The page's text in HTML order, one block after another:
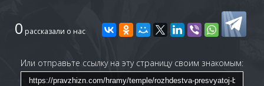
0 рассказали о нас
Или отправьте ссылку на эту страницу своим знакомым: